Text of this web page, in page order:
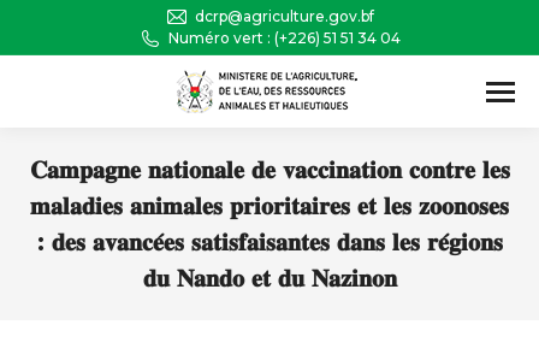
dcrp@agriculture.gov.bf
Numéro vert : (+226) 51 51 34 04
𝐂𝐚𝐦𝐩𝐚𝐠𝐧𝐞 𝐧𝐚𝐭𝐢𝐨𝐧𝐚𝐥𝐞 𝐝𝐞 𝐯𝐚𝐜𝐜𝐢𝐧𝐚𝐭𝐢𝐨𝐧 𝐜𝐨𝐧𝐭𝐫𝐞 𝐥𝐞𝐬
𝐦𝐚𝐥𝐚𝐝𝐢𝐞𝐬 𝐚𝐧𝐢𝐦𝐚𝐥𝐞𝐬 𝐩𝐫𝐢𝐨𝐫𝐢𝐭𝐚𝐢𝐫𝐞𝐬 𝐞𝐭 𝐥𝐞𝐬 𝐳𝐨𝐨𝐧𝐨𝐬𝐞𝐬
: 𝐝𝐞𝐬 𝐚𝐯𝐚𝐧𝐜𝐞́𝐞𝐬 𝐬𝐚𝐭𝐢𝐬𝐟𝐚𝐢𝐬𝐚𝐧𝐭𝐞𝐬 𝐝𝐚𝐧𝐬 𝐥𝐞𝐬 𝐫𝐞́𝐠𝐢𝐨𝐧𝐬
𝐝𝐮 𝐍𝐚𝐧𝐝𝐨 𝐞𝐭 𝐝𝐮 𝐍𝐚𝐳𝐢𝐧𝐨𝐧